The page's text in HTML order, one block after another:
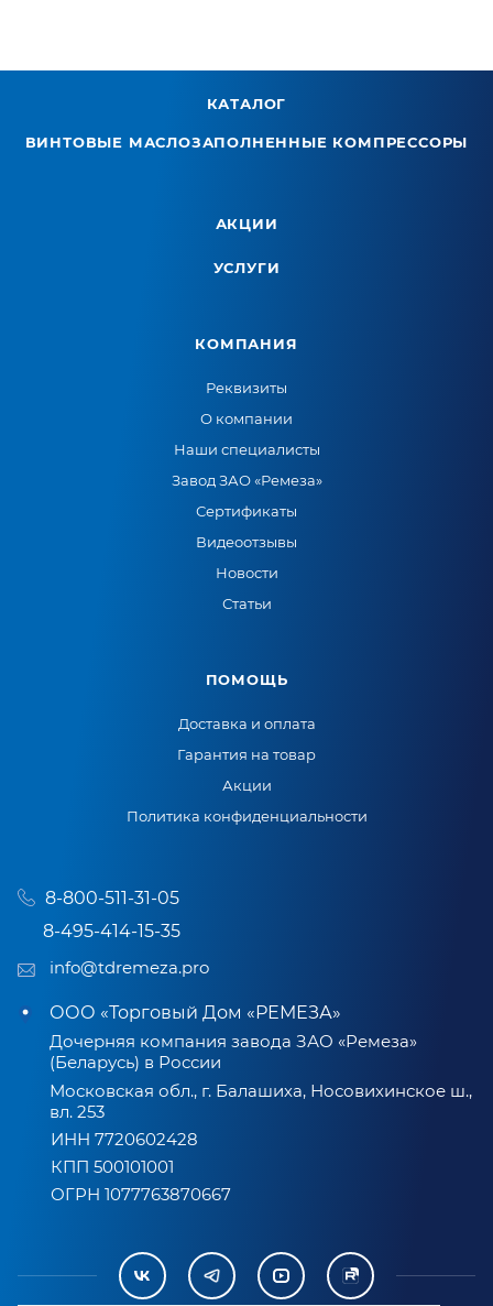
КАТАЛОГ
ВИНТОВЫЕ МАСЛОЗАПОЛНЕННЫЕ КОМПРЕССОРЫ
АКЦИИ
УСЛУГИ
КОМПАНИЯ
Реквизиты
О компании
Наши специалисты
Завод ЗАО «Ремеза»
Сертификаты
Видеоотзывы
Новости
Статьи
ПОМОЩЬ
Доставка и оплата
Гарантия на товар
Акции
Политика конфиденциальности
8-800-511-31-05
8-495-414-15-35
info@tdremeza.pro
ООО «Торговый Дом «РЕМЕЗА»
Дочерняя компания завода ЗАО «Ремеза»
(Беларусь) в России
Московская обл., г. Балашиха, Носовихинское ш.,
вл. 253
ИНН 7720602428
КПП 500101001
ОГРН 1077763870667